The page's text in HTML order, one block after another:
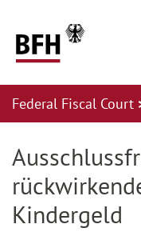
Federal Fiscal Court
Kindergeld